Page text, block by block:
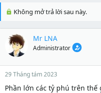
Không mở trả lời sau này.
Mr LNA
Administrator
29 Tháng tám 2023
Phần lớn các tỷ phú trên